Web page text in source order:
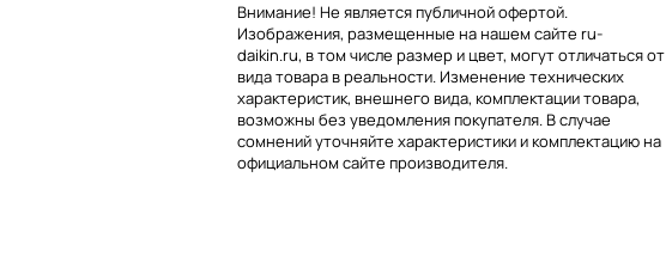
Внимание! Не является публичной офертой.
Изображения, размещенные на нашем сайте ru-
daikin.ru, в том числе размер и цвет, могут отличаться от
вида товара в реальности. Изменение технических
характеристик, внешнего вида, комплектации товара,
возможны без уведомления покупателя. В случае
сомнений уточняйте характеристики и комплектацию на
официальном сайте производителя.